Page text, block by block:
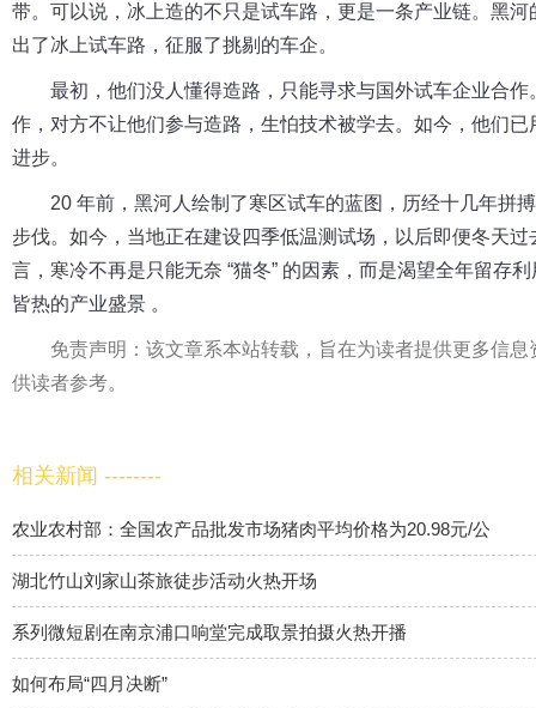
带。可以说，冰上造的不只是试车路，更是一条产业链。黑
出了冰上试车路，征服了挑剔的车企。
最初，他们没人懂得造路，只能寻求与国外试车企业合
作，对方不让他们参与造路，生怕技术被学去。如今，他们
进步。
20 年前，黑河人绘制了寒区试车的蓝图，历经十几年拼
步伐。如今，当地正在建设四季低温测试场，以后即便冬天过
言，寒冷不再是只能无奈 “猫冬” 的因素，而是渴望全年留存
皆热的产业盛景 。
免责声明：该文章系本站转载，旨在为读者提供更多信
供读者参考。
相关新闻 --------
农业农村部：全国农产品批发市场猪肉平均价格为20.98元/公
湖北竹山刘家山茶旅徒步活动火热开场
系列微短剧在南京浦口响堂完成取景拍摄火热开播
如何布局“四月决断”